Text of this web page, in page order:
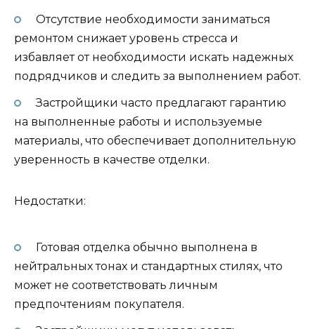
Отсутствие необходимости заниматься
ремонтом снижает уровень стресса и
избавляет от необходимости искать надежных
подрядчиков и следить за выполнением работ.
Застройщики часто предлагают гарантию
на выполненные работы и используемые
материалы, что обеспечивает дополнительную
уверенность в качестве отделки.
Недостатки:
Готовая отделка обычно выполнена в
нейтральных тонах и стандартных стилях, что
может не соответствовать личным
предпочтениям покупателя.